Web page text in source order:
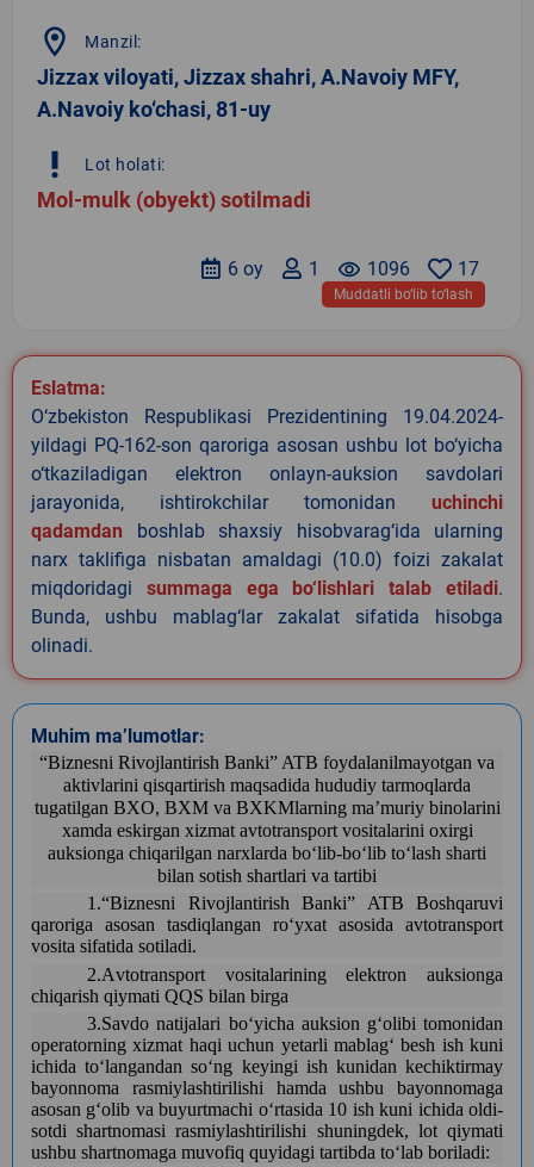
location_on Manzil:
Jizzax viloyati, Jizzax shahri, A.Navoiy MFY,
A.Navoiy ko‘chasi, 81-uy
priority_high Lot holati:
Mol-mulk (obyekt) sotilmadi
17
remove_red_eye 1096
1
6 oy
Muddatli bo‘lib to‘lash
Eslatma:
O‘zbekiston Respublikasi Prezidentining 19.04.2024-
yildagi PQ-162-son qaroriga asosan ushbu lot bo‘yicha
o‘tkaziladigan elektron onlayn-auksion savdolari
jarayonida, ishtirokchilar tomonidan uchinchi
qadamdan boshlab shaxsiy hisobvarag‘ida ularning
narx taklifiga nisbatan amaldagi (10.0) foizi zakalat
miqdoridagi summaga ega bo‘lishlari talab etiladi.
Bunda, ushbu mablag‘lar zakalat sifatida hisobga
olinadi.
Muhim ma’lumotlar:
“Biznesni Rivojlantirish Banki” ATB foydalanilmayotgan va
aktivlarini qisqartirish maqsadida hududiy tarmoqlarda
tugatilgan BXO, BXM va BXKMlarning maʼmuriy binolarini
xamda eskirgan xizmat avtotransport vositalarini oxirgi
auksionga chiqarilgan narxlarda boʻlib-boʻlib toʻlash sharti
bilan sotish shartlari va tartibi
1.“Biznesni Rivojlantirish Banki” ATB Boshqaruvi
qaroriga asosan tasdiqlangan roʻyxat asosida avtotransport
vosita sifatida sotiladi.
2.Avtotransport vositalarining elektron auksionga
chiqarish qiymati QQS bilan birga
3.Savdo natijalari boʻyicha auksion gʻolibi tomonidan
operatorning xizmat haqi uchun yetarli mablagʻ besh ish kuni
ichida toʻlangandan soʻng keyingi ish kunidan kechiktirmay
bayonnoma rasmiylashtirilishi hamda ushbu bayonnomaga
asosan gʻolib va buyurtmachi oʻrtasida 10 ish kuni ichida oldi-
sotdi shartnomasi rasmiylashtirilishi shuningdek, lot qiymati
ushbu shartnomaga muvofiq quyidagi tartibda toʻlab boriladi: